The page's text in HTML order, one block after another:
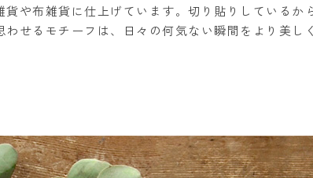
や布雑貨に仕上げています。切り貼りしているか
せるモチーフは、日々の何気ない瞬間をより美し